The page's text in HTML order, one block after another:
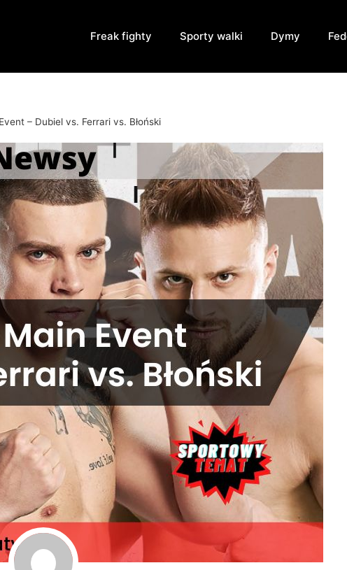
Freak fighty Sporty walki Dymy
– Dubiel vs. Ferrari vs. Błoński